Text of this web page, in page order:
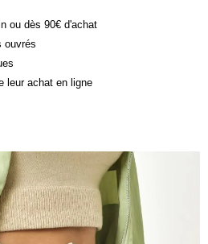
ou dès 90€ d'achat
ouvrés
leur achat en ligne